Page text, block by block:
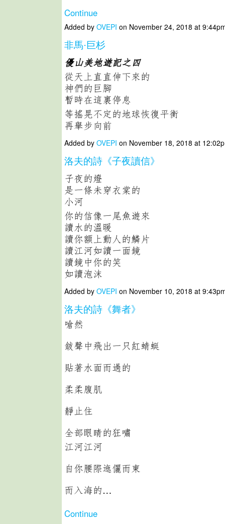
Continue
Added by OVEPI on November 24, 2018 at
非馬·巨杉
優山美地遊記之四
從天上直直伸下來的
神們的巨腳
暫時在這裏停息
等搖晃不定的地球恢復平衡
再舉步向前
Added by OVEPI on November 18, 2018 at
洛夫的詩《子夜讀信》
子夜的燈
是一條未穿衣棠的
小河
你的信像一尾魚遊來
讀水的溫暖
讀你額上動人的鱗片
讀江河如讀一面鏡
讀鏡中你的笑
如讀泡沫
Added by OVEPI on November 10, 2018 at
洛夫的詩《舞者》
嗆然
鈸聲中飛出一只紅蜻蜓
貼著水面而過的
柔柔腹肌
靜止住
全部眼睛的狂嘯
江河江河
自你腰際迤儷而東
而入海的…
Continue